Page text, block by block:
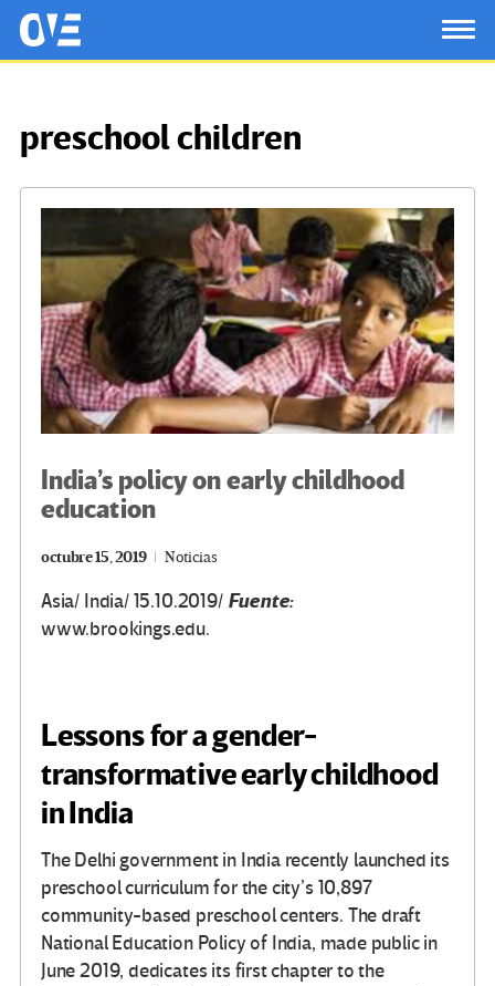
Saltar al contenido principal
OtrasVocesenEducacion.org
preschool children
India’s policy on early childhood
education
octubre 15, 2019 Noticias
Asia/ India/ 15.10.2019/ Fuente:
www.brookings.edu.
Lessons for a gender-
transformative early childhood
in India
The Delhi government in India recently launched its
preschool curriculum for the city’s 10,897
community-based preschool centers. The draft
National Education Policy of India, made public in
June 2019, dedicates its first chapter to the